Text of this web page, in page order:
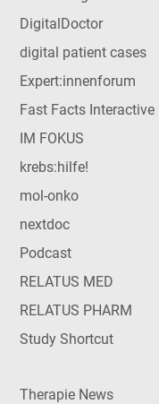
DigitalDoctor
digital patient cases
Expert:innenforum
Fast Facts Interactive
IM FOKUS
krebs:hilfe!
mol-onko
nextdoc
Podcast
RELATUS MED
RELATUS PHARM
Study Shortcut
Therapie News